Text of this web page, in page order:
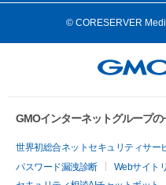
©CORESERVER
GMOインターネットグループ
世界初総合ネットセキュリティサー
パスワード漏洩診断
Webサイト